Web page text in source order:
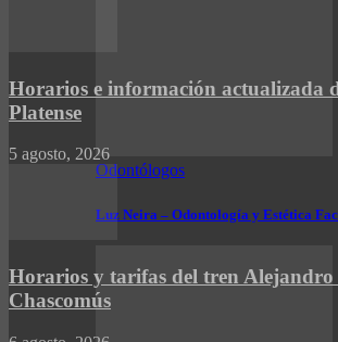
Odontólogos
Luz Neira – Odontología y Estética
Horarios e información actualizada
Platense
5 agosto, 2026
Horarios y tarifas del tren
Chascomús